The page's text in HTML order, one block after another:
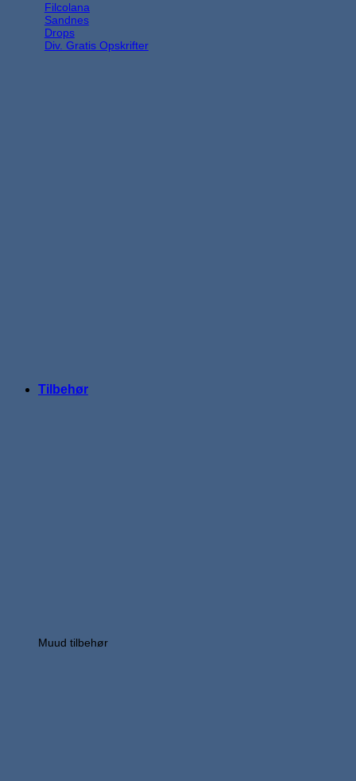
Filcolana
Sandnes
Drops
Div. Gratis Opskrifter
Tilbehør
Muud tilbehør